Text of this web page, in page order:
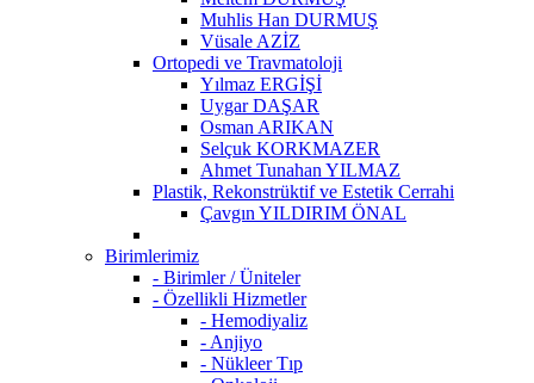
Muhlis Han DURMUŞ
Vüsale AZİZ
Ortopedi ve Travmatoloji
Yılmaz ERGİŞİ
Uygar DAŞAR
Osman ARIKAN
Selçuk KORKMAZER
Ahmet Tunahan YILMAZ
Plastik, Rekonstrüktif ve Estetik Cerrahi
Çavgın YILDIRIM ÖNAL
Birimlerimiz
- Birimler / Üniteler
- Özellikli Hizmetler
- Hemodiyaliz
- Anjiyo
- Nükleer Tıp